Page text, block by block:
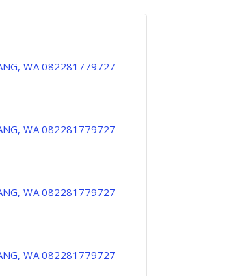
WA 082281779727
WA 082281779727
WA 082281779727
WA 082281779727